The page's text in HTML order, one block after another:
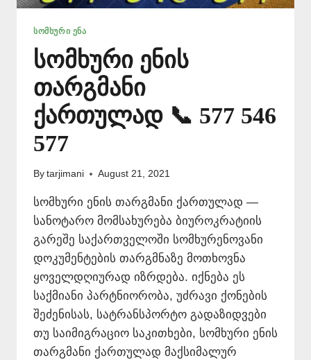
ᲡᲝᲛᲮᲣᲠᲘ ᲔᲜᲐ
სომხური ენის
თარგმანი
ქართულად 📞 577 546
577
By tarjimani August 21, 2021
სომხური ენის თარგმანი ქართულად —
სანოტარო მომსახურება ბიუროკრატიის
გარეშე საქართველოში სომხურენოვანი
დოკუმენტების თარგმნაზე მოთხოვნა
ყოველდღიურად იზრდება. იქნება ეს
საქმიანი პარტნიორობა, უძრავი ქონების
შეძენისას, სატრანსპორტო გადაზიდვები
თუ საიმიგრაციო საკითხები, სომხური ენის
თარგმანი ქართულად მაქსიმალურ